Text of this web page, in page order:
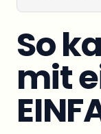
So
mit